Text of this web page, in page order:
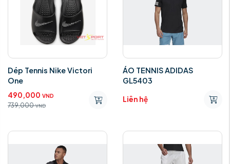
Dép Tennis Nike Victori
One
490,000 VND
739,000 VND
ÁO TENNIS ADIDAS
GL5403
Liên hệ